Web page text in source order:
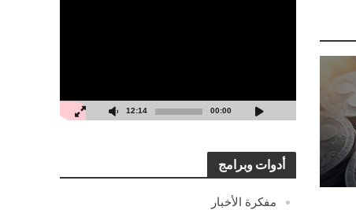
00:00
12:14
أدوات وبرامج
مفكرة الأخبار